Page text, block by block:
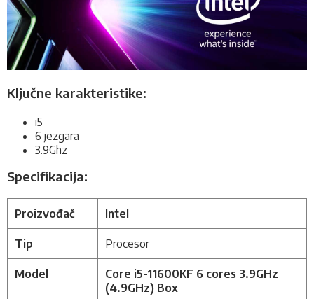
Ključne karakteristike:
i5
6 jezgara
3.9Ghz
Specifikacija:
Proizvođač Intel
Tip Procesor
Model
Core i5-11600KF 6 cores 3.9GHz
(4.9GHz) Box